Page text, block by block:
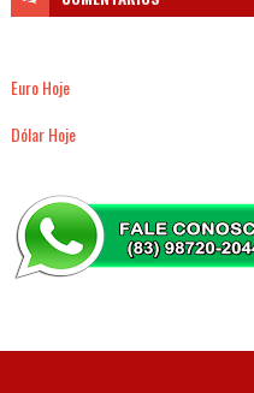
Euro Hoje
Dólar Hoje